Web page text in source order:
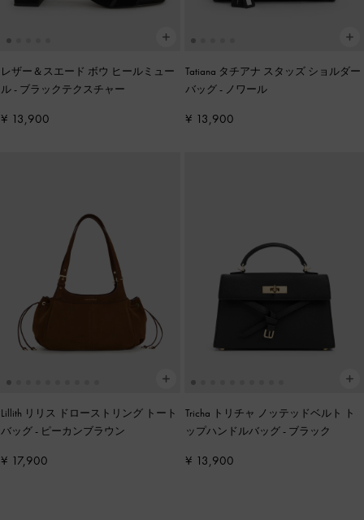
レザー＆スエード ボウ ヒールミュー
ル- ブラックテクスチャー
¥ 13,900
Tatiana タチアナ スタッズ ショルダー
バッグ- ノワール
¥ 13,900
Lillith リリス ドローストリング トート
バッグ- ピーカンブラウン
¥ 17,900
Tricha トリチャ ノッテッドベルト ト
ップハンドルバッグ- ブラック
¥ 13,900